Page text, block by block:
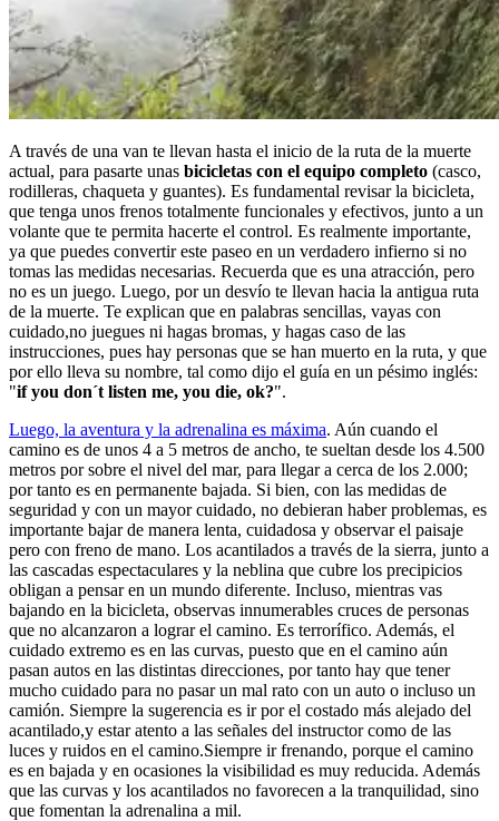
A través de una van te llevan hasta el inicio de la ruta de la muerte
actual, para pasarte unas bicicletas con el equipo completo (casco,
rodilleras, chaqueta y guantes). Es fundamental revisar la bicicleta,
que tenga unos frenos totalmente funcionales y efectivos, junto a un
volante que te permita hacerte el control. Es realmente importante,
ya que puedes convertir este paseo en un verdadero infierno si no
tomas las medidas necesarias. Recuerda que es una atracción, pero
no es un juego. Luego, por un desvío te llevan hacia la antigua ruta
de la muerte. Te explican que en palabras sencillas, vayas con
cuidado,no juegues ni hagas bromas, y hagas caso de las
instrucciones, pues hay personas que se han muerto en la ruta, y que
por ello lleva su nombre, tal como dijo el guía en un pésimo inglés:
"if you don´t listen me, you die, ok?".
Luego, la aventura y la adrenalina es máxima. Aún cuando el
camino es de unos 4 a 5 metros de ancho, te sueltan desde los 4.500
metros por sobre el nivel del mar, para llegar a cerca de los 2.000;
por tanto es en permanente bajada. Si bien, con las medidas de
seguridad y con un mayor cuidado, no debieran haber problemas, es
importante bajar de manera lenta, cuidadosa y observar el paisaje
pero con freno de mano. Los acantilados a través de la sierra, junto a
las cascadas espectaculares y la neblina que cubre los precipicios
obligan a pensar en un mundo diferente. Incluso, mientras vas
bajando en la bicicleta, observas innumerables cruces de personas
que no alcanzaron a lograr el camino. Es terrorífico. Además, el
cuidado extremo es en las curvas, puesto que en el camino aún
pasan autos en las distintas direcciones, por tanto hay que tener
mucho cuidado para no pasar un mal rato con un auto o incluso un
camión. Siempre la sugerencia es ir por el costado más alejado del
acantilado,y estar atento a las señales del instructor como de las
luces y ruidos en el camino.Siempre ir frenando, porque el camino
es en bajada y en ocasiones la visibilidad es muy reducida. Además
que las curvas y los acantilados no favorecen a la tranquilidad, sino
que fomentan la adrenalina a mil.